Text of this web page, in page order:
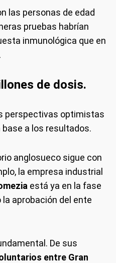
las personas de edad
pruebas habrían
inmunológica que en
de dosis.
perspectivas optimistas
a los resultados.
anglosueco sigue con
la empresa industrial
está ya en la fase
aprobación del ente
De sus
entre Gran